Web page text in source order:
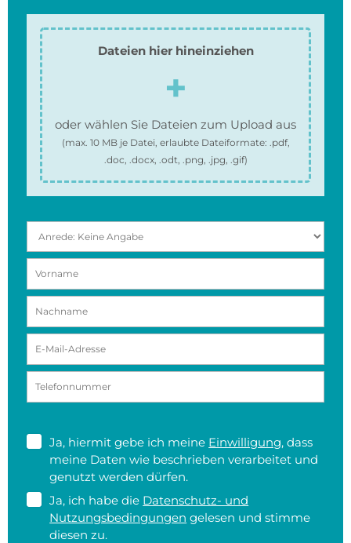
Dateien hier hineinziehen
oder wählen Sie Dateien zum Upload aus
(max. 10 MBje Datei, erlaubte Dateiformate: .pdf,
.doc, .docx, .odt, .png, .jpg, .gif)
Ja, hiermit gebe ich meine Einwilligung, dass
meine Daten wie beschrieben verarbeitet und
genutzt werden dürfen.
Ja, ich habe die Datenschutz- und
Nutzungsbedingungen gelesen und stimme
diesen zu.